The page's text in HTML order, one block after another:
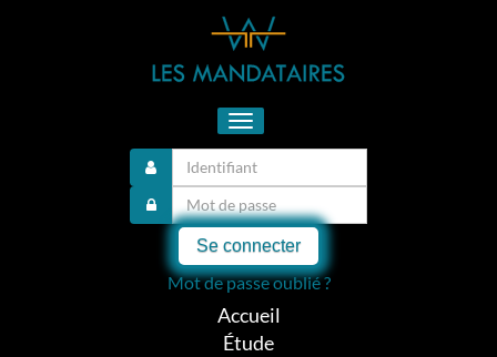
Toggle
navigation
Se connecter
Mot de passe oublié ?
Accueil
Étude